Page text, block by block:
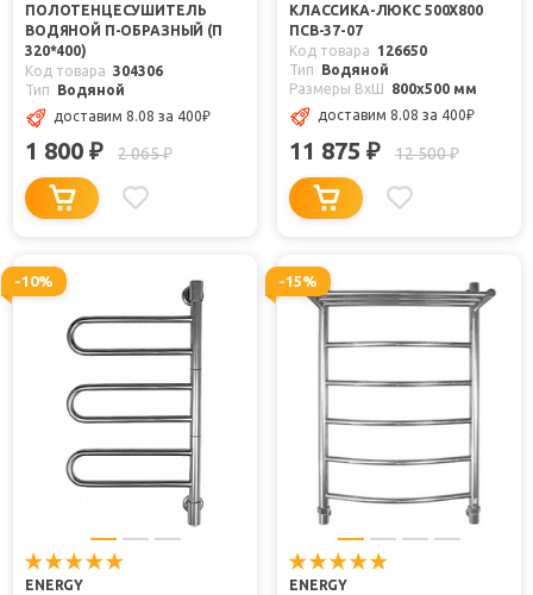
ПОЛОТЕНЦЕСУШИТЕЛЬ
ВОДЯНОЙ П-ОБРАЗНЫЙ (П
320*400)
Код товара 304306
Тип
Водяной
доставим 8.08 за 400₽
1 800 ₽ 2 065₽
КЛАССИКА-ЛЮКС 500Х800
ПСВ-37-07
Код товара
126650
Тип
Водяной
Размеры ВxШ
800x500 мм
доставим 8.08 за 400₽
11 875 ₽ 12 500₽
-10%
ENERGY
-15%
ENERGY